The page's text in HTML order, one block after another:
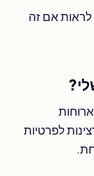
לראות אם זה
לפרטיות